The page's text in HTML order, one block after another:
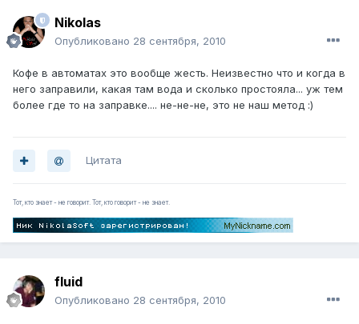
Nikolas
Опубликовано 28 сентября, 2010
Кофе в автоматах это вообще жесть. Неизвестно что и когда в
него заправили, какая там вода и сколько простояла... уж тем
более где то на заправке.... не-не-не, это не наш метод :)
Цитата
Тот, кто знает - не говорит. Тот, кто говорит - не знает.
fluid
Опубликовано 28 сентября, 2010